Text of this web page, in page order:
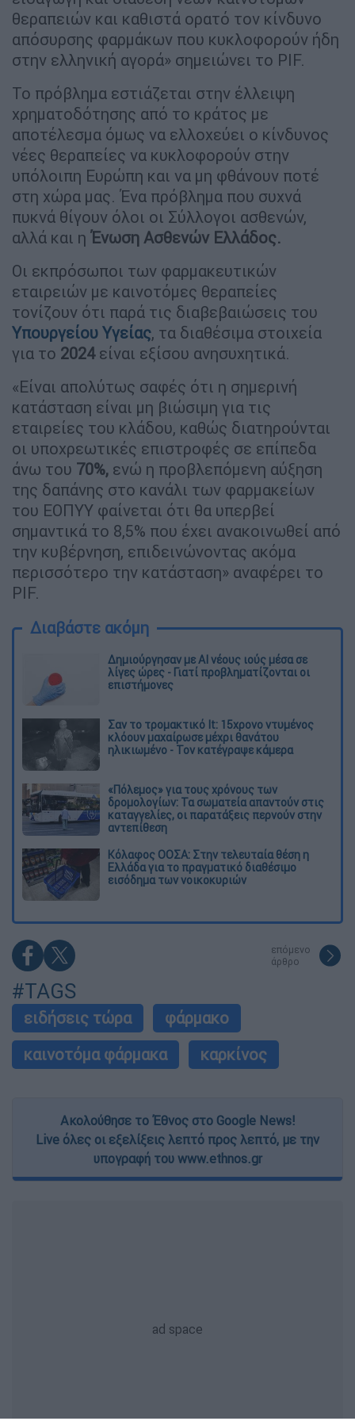
θεραπειών και καθιστά ορατό τον κίνδυνο
απόσυρσης φαρμάκων που κυκλοφορούν ήδη
στην ελληνική αγορά» σημειώνει το PIF.
Το πρόβλημα εστιάζεται στην έλλειψη
χρηματοδότησης από το κράτος με
αποτέλεσμα όμως να ελλοχεύει ο κίνδυνος
νέες θεραπείες να κυκλοφορούν στην
υπόλοιπη Ευρώπη και να μη φθάνουν ποτέ
στη χώρα μας. Ένα πρόβλημα που συχνά
πυκνά θίγουν όλοι οι Σύλλογοι ασθενών,
αλλά και η Ένωση Ασθενών Ελλάδος.
Οι εκπρόσωποι των φαρμακευτικών
εταιρειών με καινοτόμες θεραπείες
τονίζουν ότι παρά τις διαβεβαιώσεις του
Υπουργείου Υγείας, τα διαθέσιμα στοιχεία
για το 2024είναι εξίσου ανησυχητικά.
«Είναι απολύτως σαφές ότι η σημερινή
κατάσταση είναι μη βιώσιμη για τις
εταιρείες του κλάδου, καθώς διατηρούνται
οι υποχρεωτικές επιστροφές σε επίπεδα
άνω του 70%, ενώ η προβλεπόμενη αύξηση
της δαπάνης στο κανάλι των φαρμακείων
του ΕΟΠΥΥ φαίνεται ότι θα υπερβεί
σημαντικά το 8,5% που έχει ανακοινωθεί από
την κυβέρνηση, επιδεινώνοντας ακόμα
περισσότερο την κατάσταση» αναφέρει το
PIF.
Διαβάστε ακόμη
Δημιούργησαν με AI νέους ιούς μέσα σε
λίγες ώρες - Γιατί προβληματίζονται οι
επιστήμονες
Σαν το τρομακτικό It: 15χρονο ντυμένος
κλόουν μαχαίρωσε μέχρι θανάτου
ηλικιωμένο - Τον κατέγραψε κάμερα
«Πόλεμος» για τους χρόνους των
δρομολογίων: Τα σωματεία απαντούν στις
καταγγελίες, οι παρατάξεις περνούν στην
αντεπίθεση
Κόλαφος ΟΟΣΑ: Στην τελευταία θέση η
Ελλάδα για το πραγματικό διαθέσιμο
εισόδημα των νοικοκυριών
επόμενο
άρθρο
#TAGS
ειδήσεις τώρα
φάρμακο
καινοτόμα φάρμακα
καρκίνος
Ακολούθησε το Έθνος στο Google News!
Live όλες οι εξελίξεις λεπτό προς λεπτό, με την
υπογραφή του www.ethnos.gr